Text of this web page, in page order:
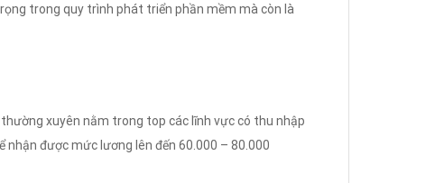
trong quy trình phát triển phần mềm mà còn là
thường xuyên nằm trong top các lĩnh vực có thu nhập
được mức lương lên đến 60.000 – 80.000